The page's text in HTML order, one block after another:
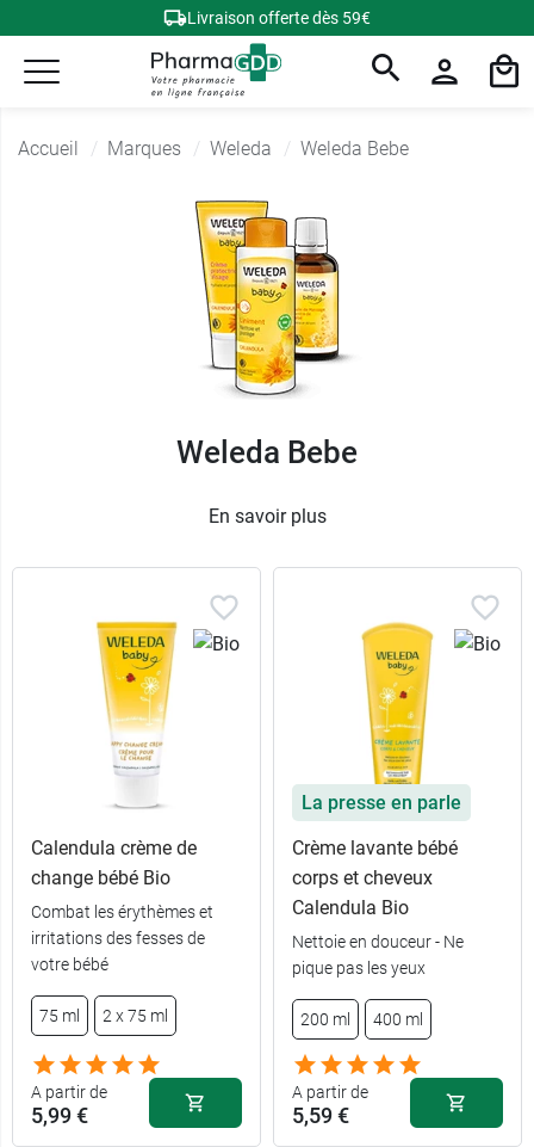
Livraison offerte dès 59€
Accueil Marques Weleda Weleda Bebe
Weleda Bebe
En savoir plus
Calendula crème de
change bébé Bio
Combat les érythèmes et
irritations des fesses de
votre bébé
75 ml 2 x 75 ml
A partir de
5,99 €
La presse en parle
Crème lavante bébé
corps et cheveux
Calendula Bio
Nettoie en douceur - Ne
pique pas les yeux
200 ml 400 ml
A partir de
5,59 €